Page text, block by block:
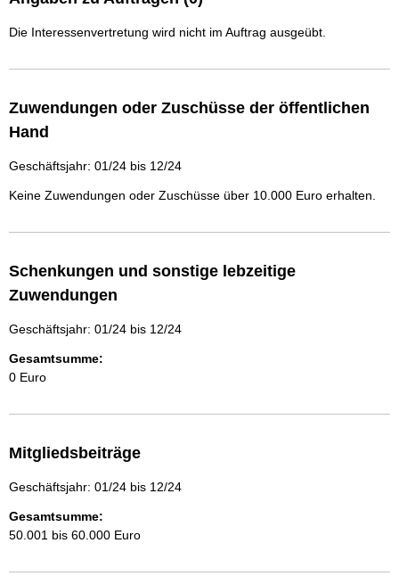
Die Interessenvertretung wird nicht im Auftrag ausgeübt.
Zuwendungen oder Zuschüsse der öffentlichen
Hand
Geschäftsjahr: 01/24 bis 12/24
Keine Zuwendungen oder Zuschüsse über 10.000 Euro erhalten.
Schenkungen und sonstige lebzeitige
Zuwendungen
Geschäftsjahr: 01/24 bis 12/24
Gesamtsumme:
0 Euro
Mitgliedsbeiträge
Geschäftsjahr: 01/24 bis 12/24
Gesamtsumme:
50.001 bis 60.000 Euro